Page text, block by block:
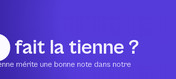
fait la tienne ?
mérite une bonne note dans notre